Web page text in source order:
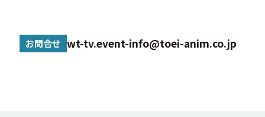
お問合せ wt-tv.event-info@toei-anim.co.jp